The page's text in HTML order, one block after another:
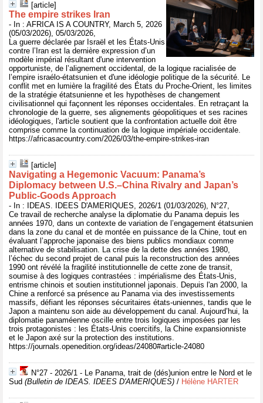
[article]
The empire strikes Iran
- In : AFRICA IS A COUNTRY, March 5, 2026
(05/03/2026), 05/03/2026,
La guerre déclarée par Israël et les États-Unis
contre l’Iran est la dernière expression d’un
modèle impérial résultant d'une intervention
opportuniste, de l’alignement occidental, de la logique racialisée de
l’empire israélo-étatsunien et d'une idéologie politique de la sécurité. Le
conflit met en lumière la fragilité des États du Proche-Orient, les limites
de la stratégie étatsunienne et les hypothèses de changement
civilisationnel qui façonnent les réponses occidentales. En retraçant la
chronologie de la guerre, ses alignements géopolitiques et ses racines
idéologiques, l'article soutient que la confrontation actuelle doit être
comprise comme la continuation de la logique impériale occidentale.
https://africasacountry.com/2026/03/the-empire-strikes-iran
[article]
Navigating a Hegemonic Vacuum: Panama’s
Diplomacy between U.S.–China Rivalry and Japan’s
Public-Goods Approach
- In : IDEAS. IDEES D'AMERIQUES, 2026/1 (01/03/2026), N°27,
Ce travail de recherche analyse la diplomatie du Panama depuis les
années 1970, dans un contexte de variation de l’engagement étatsunien
dans la zone du canal et de montée en puissance de la Chine, tout en
évaluant l’approche japonaise des biens publics mondiaux comme
alternative de stabilisation. La crise de la dette des années 1980,
l’échec du second projet de canal puis la reconstruction des années
1990 ont révélé la fragilité institutionnelle de cette zone de transit,
soumise à des logiques contrastées : impérialisme des États-Unis,
entrisme chinois et soutien institutionnel japonais. Depuis l'an 2000, la
Chine a renforcé sa présence au Panama via des investissements
massifs, défiant les réponses sécuritaires états-uniennes, tandis que le
Japon a maintenu son aide au développement du canal. Aujourd’hui, la
diplomatie panaméenne oscille entre trois logiques imposées par les
trois protagonistes : les États-Unis coercitifs, la Chine expansionniste
et le Japon axé sur la protection des institutions.
https://journals.openedition.org/ideas/24080#article-24080
N°27 - 2026/1 - Le Panama, trait de (dés)union entre le Nord et le
Sud (Bulletin de IDEAS. IDEES D'AMERIQUES) / Hélène HARTER